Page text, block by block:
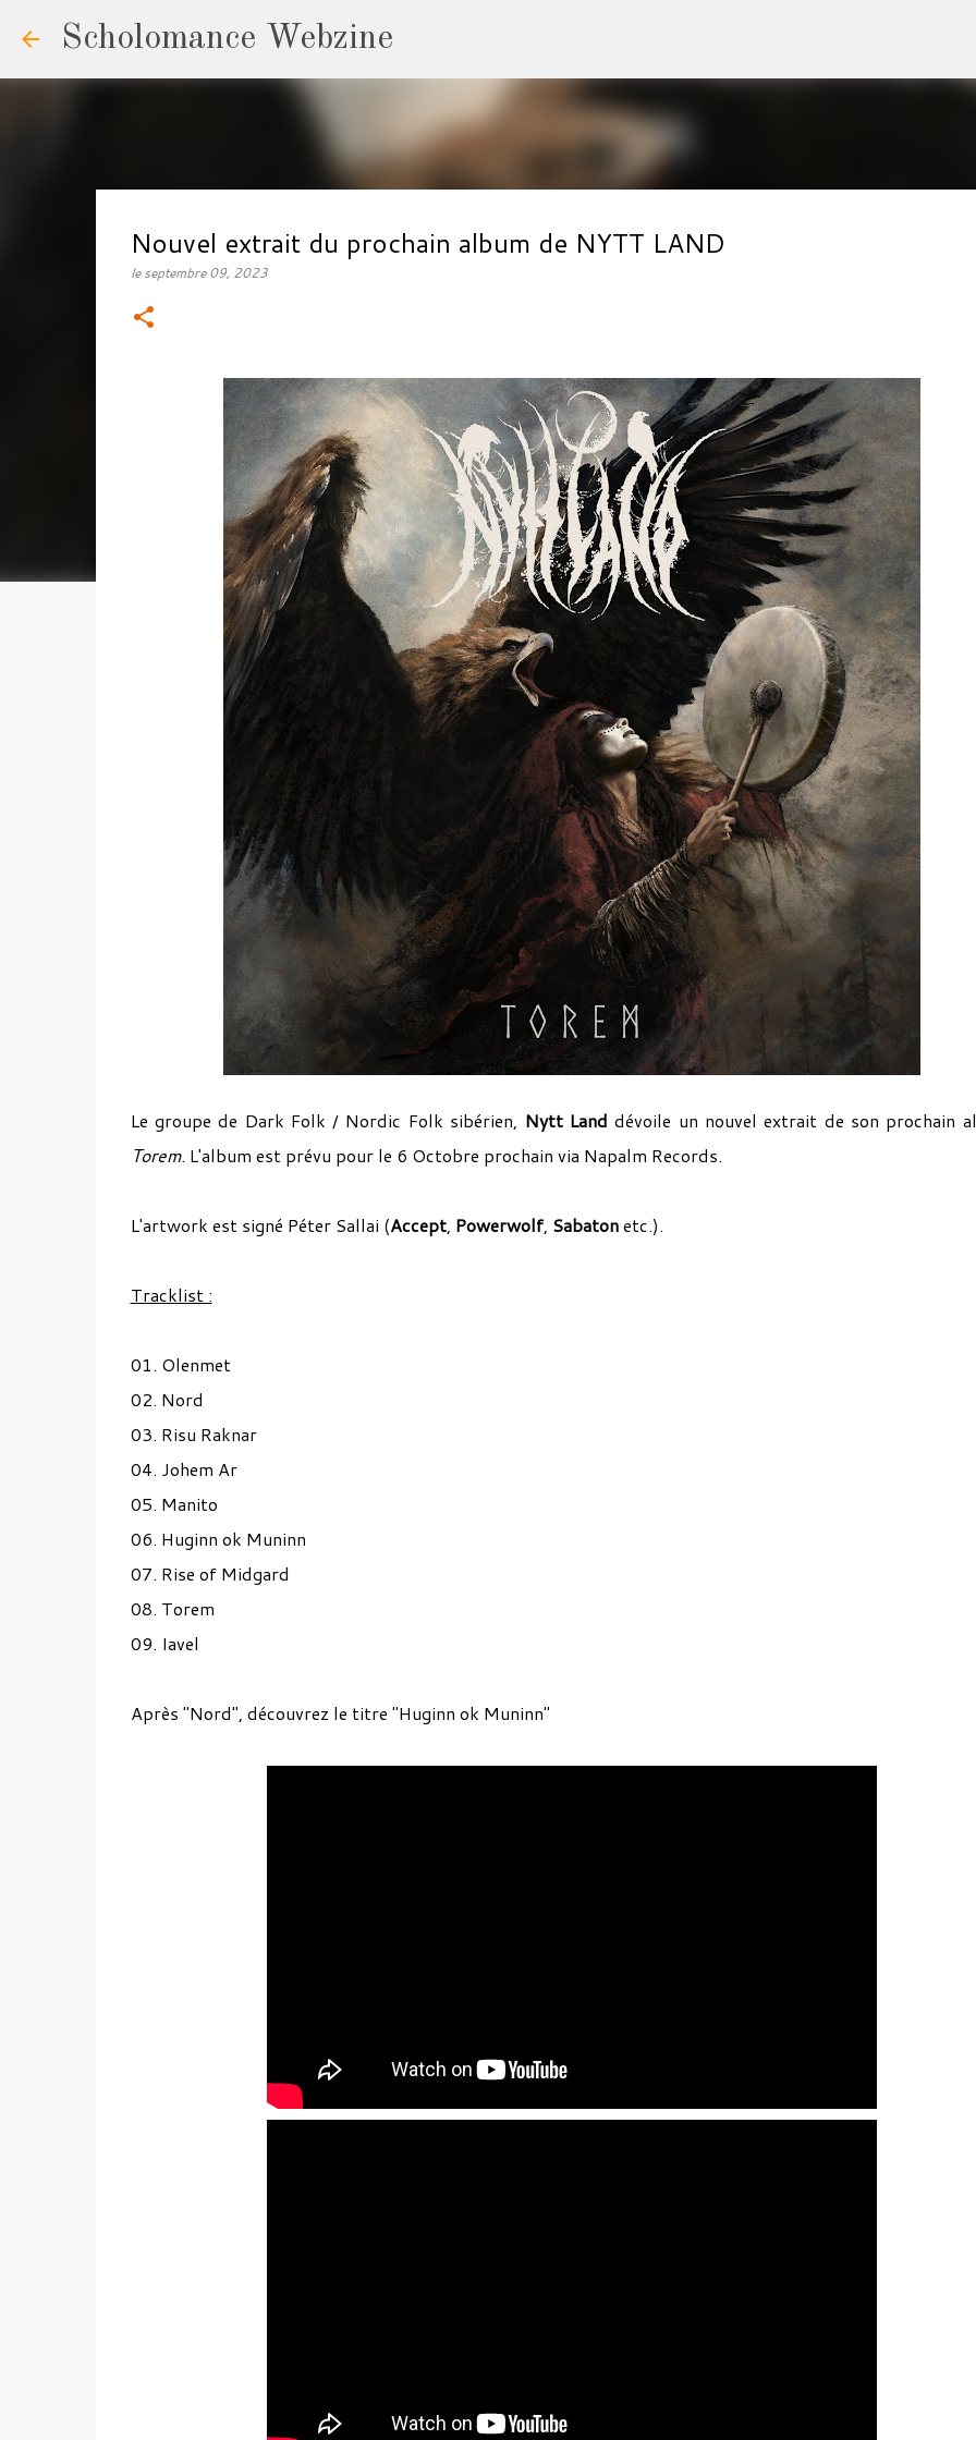
Scholomance Webzine
Nouvel extrait du prochain album de NYTT LAND
leseptembre 09, 2023
Le groupe de Dark Folk / Nordic Folk sibérien, Nytt Land dévoile un nouvel extrait de son prochain
Torem.L'album est prévu pour le 6 Octobre prochain via Napalm Records.
L'artwork est signé Péter Sallai (Accept, Powerwolf, Sabatonetc.).
Tracklist :
01. Olenmet
02. Nord
03. Risu Raknar
04. Johem Ar
05. Manito
06. Huginn ok Muninn
07. Rise of Midgard
08. Torem
09. Iavel
Après "Nord", découvrez le titre "Huginn ok Muninn"